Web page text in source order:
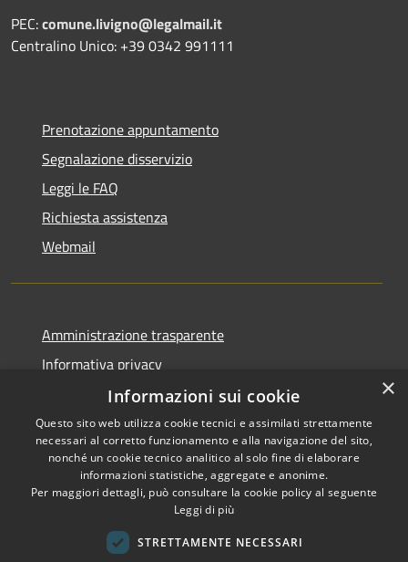
PEC:comune.livigno@legalmail.it
Centralino Unico: +39 0342 991111
Prenotazione appuntamento
Segnalazione disservizio
Leggi le FAQ
Richiesta assistenza
Webmail
Amministrazione trasparente
Informativa privacy
Dichiarazione di accessibilità
Whistleblowing - segnalazione illeciti
Copyright © 2026 • Comune di
×
Informazioni sui cookie
Questo sito web utilizza cookie tecnici e assimilati strettamente
necessari al corretto funzionamento e alla navigazione del sito,
nonché un cookie tecnico analitico al solo fine di elaborare
informazioni statistiche, aggregate e anonime.
Per maggiori dettagli, può consultare la cookie policy al seguente
Leggi di più
STRETTAMENTE NECESSARI